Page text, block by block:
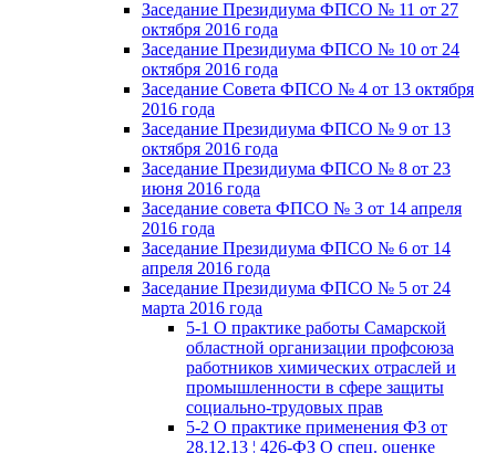
Заседание Президиума ФПСО № 11 от 27
октября 2016 года
Заседание Президиума ФПСО № 10 от 24
октября 2016 года
Заседание Совета ФПСО № 4 от 13 октября
2016 года
Заседание Президиума ФПСО № 9 от 13
октября 2016 года
Заседание Президиума ФПСО № 8 от 23
июня 2016 года
Заседание совета ФПСО № 3 от 14 апреля
2016 года
Заседание Президиума ФПСО № 6 от 14
апреля 2016 года
Заседание Президиума ФПСО № 5 от 24
марта 2016 года
5-1 О практике работы Самарской
областной организации профсоюза
работников химических отраслей и
промышленности в сфере защиты
социально-трудовых прав
5-2 О практике применения ФЗ от
28.12.13 ¦ 426-ФЗ О спец. оценке